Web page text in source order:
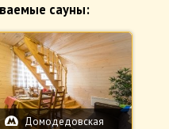
сауны:
Домодедовская